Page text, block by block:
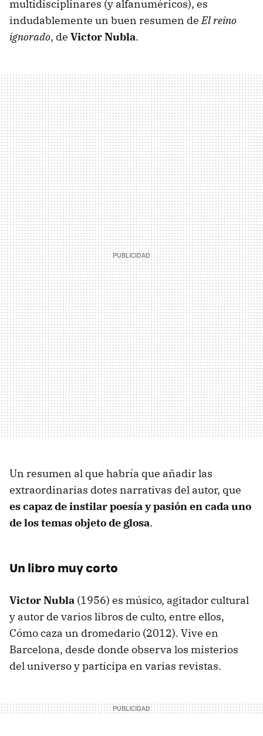
multidisciplinares (y alfanuméricos), es
indudablemente un buen resumen deEl reino
ignorado, de Victor Nubla.
Un resumen al que habría que añadir las
extraordinarias dotes narrativas del autor, que
es capaz de instilar poesía y pasión en cada uno
de los temas objeto de glosa.
Un libro muy corto
Victor Nubla (1956) es músico, agitador cultural
y autor de varios libros de culto, entre ellos,
Cómo caza un dromedario (2012). Vive en
Barcelona, desde donde observa los misterios
del universo y participa en varias revistas.